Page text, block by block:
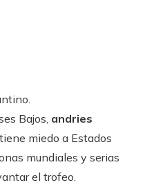
Bajos, andries
miedo a Estados
mundiales y serias
el trofeo.